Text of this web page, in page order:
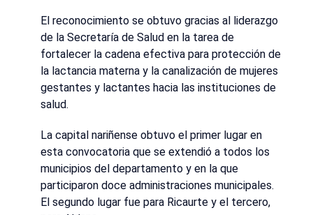
El reconocimiento se obtuvo gracias al liderazgo
de la Secretaría de Salud en la tarea de
fortalecer la cadena efectiva para protección de
la lactancia materna y la canalización de mujeres
gestantes y lactantes hacia las instituciones de
salud.
La capital nariñense obtuvo el primer lugar en
esta convocatoria que se extendió a todos los
municipios del departamento y en la que
participaron doce administraciones municipales.
El segundo lugar fue para Ricaurte y el tercero,